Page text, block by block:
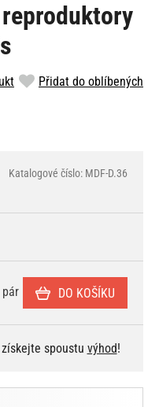
Přidat do oblíbených
Katalogové číslo: MDF-D.36
pár DO KOŠÍKU
spoustu výhod!